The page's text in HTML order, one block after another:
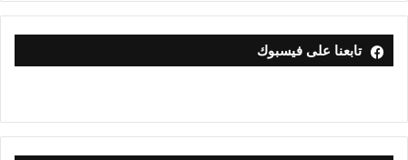
تابعنا على فيسبوك